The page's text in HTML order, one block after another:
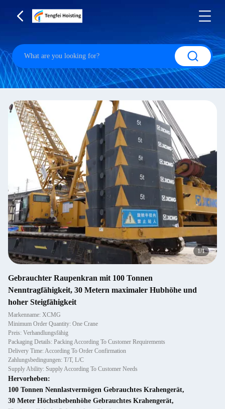
1/1
Gebrauchter Raupenkran mit 100 Tonnen
Nenntragfähigkeit, 30 Metern maximaler Hubhöhe und
hoher Steigfähigkeit
Markenname: XCMG
Minimum Order Quantity: One Crane
Preis: Verhandlungsfähig
Packaging Details: Packing According To Customer Requirements
Delivery Time: According To Order Confirmation
Zahlungsbedingungen: T/T, L/C
Supply Ability: Supply According To Customer Needs
Hervorheben:
100 Tonnen Nennlastvermögen Gebrauchtes Krahengerät,
30 Meter Höchsthebenhöhe Gebrauchtes Krahengerät,